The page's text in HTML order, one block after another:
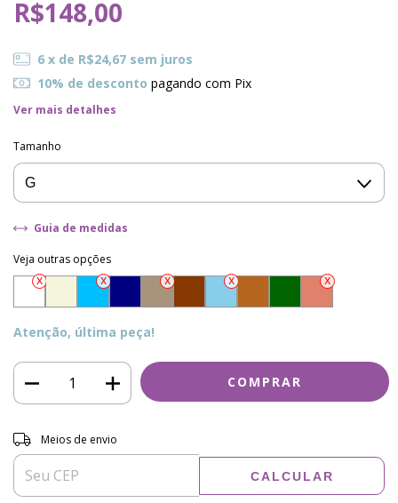
R$148,00
6 x de R$24,67 sem juros
10% de desconto pagando com Pix
Ver mais detalhes
Tamanho
Guia de medidas
Veja outras opções
Atenção, última peça!
Entregas para o CEP:
Meios de envio
CALCULAR